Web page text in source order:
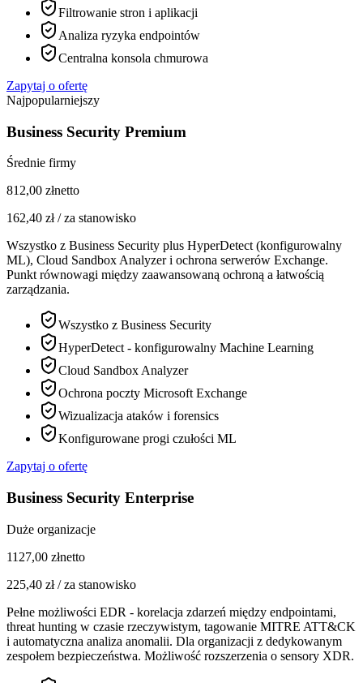
Filtrowanie stron i aplikacji
Analiza ryzyka endpointów
Centralna konsola chmurowa
Zapytaj o ofertę
Najpopularniejszy
Business Security Premium
Średnie firmy
812,00 złnetto
162,40 zł /za stanowisko
Wszystko z Business Security plus HyperDetect (konfigurowalny
ML), Cloud Sandbox Analyzer i ochrona serwerów Exchange.
Punkt równowagi między zaawansowaną ochroną a łatwością
zarządzania.
Wszystko z Business Security
HyperDetect - konfigurowalny Machine Learning
Cloud Sandbox Analyzer
Ochrona poczty Microsoft Exchange
Wizualizacja ataków i forensics
Konfigurowane progi czułości ML
Zapytaj o ofertę
Business Security Enterprise
Duże organizacje
1127,00 złnetto
225,40 zł /za stanowisko
Pełne możliwości EDR - korelacja zdarzeń między endpointami,
threat hunting w czasie rzeczywistym, tagowanie MITRE ATT&CK
i automatyczna analiza anomalii. Dla organizacji z dedykowanym
zespołem bezpieczeństwa. Możliwość rozszerzenia o sensory XDR.